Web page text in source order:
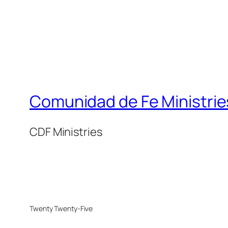
Comunidad de Fe
CDF Ministries
Twenty Twenty-Five